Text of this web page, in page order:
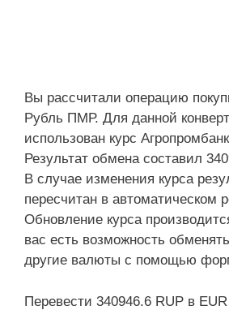
Вы рассчитали операцию
Рубль ПМР. Для данной
использован курс
Результат обмена составил
В случае изменения курса
пересчитан в автоматическом
Обновление курса
вас есть возможность
другие валюты с помощью
Перевести 340946.6 RUP в